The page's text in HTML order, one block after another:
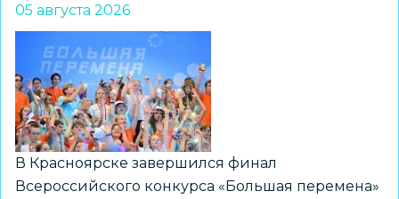
региона
Северном
полюсе
05 августа 2026
В Красноярске завершился финал
Всероссийского конкурса «Большая перемена»